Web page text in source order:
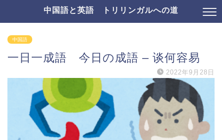
中国語と英語 トリリンガルへの道
中国語
一日一成語 今日の成語 – 谈何容易
2022年9月28日